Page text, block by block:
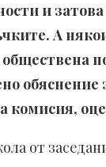
и
А
обяснение
комисия,
от